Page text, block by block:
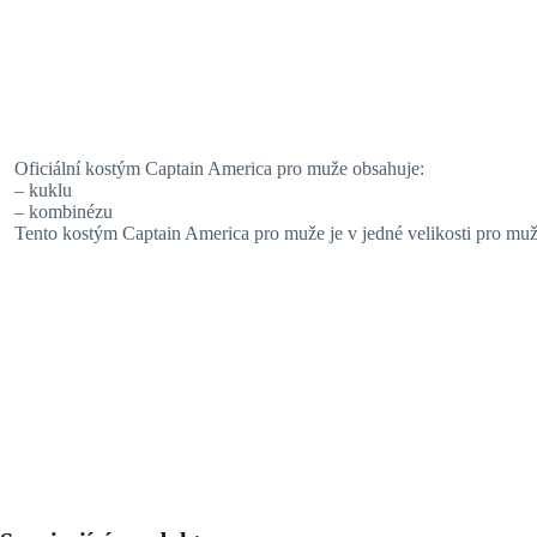
Oficiální kostým Captain America pro muže obsahuje:
– kuklu
– kombinézu
Tento kostým Captain America pro muže je v jedné velikosti pro